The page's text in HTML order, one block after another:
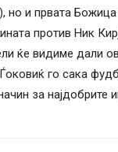
но и првата
против Ник
ќе видиме дали
го сака
за најдобрите